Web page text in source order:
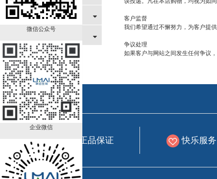
微信公众号
企业微信
售后服务
客户监督
我们希望通过不懈努力，为客
争议处理
如果客户与网站之间发生任何争议
专业包装 正品保证 快乐服